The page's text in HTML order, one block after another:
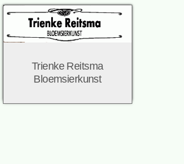
Trienke Reitsma
Bloemsierkunst